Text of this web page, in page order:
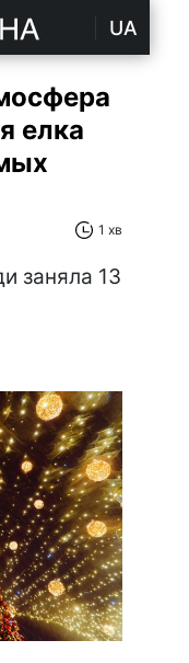
UA
елка
1 хв
заняла 13